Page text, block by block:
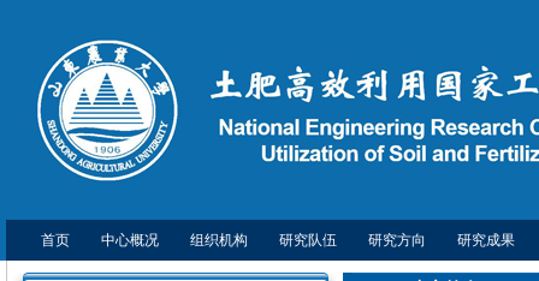
首页 中心概况 组织机构 研究队伍 研究方向 研究成果